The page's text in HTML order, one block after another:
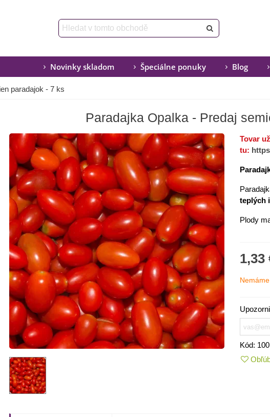
Novinky skladom Špeciálne ponuky Blog
paradajok - 7 ks
BIO Kaleráb Dyna - Brassica
oleracea var....
Paradajka Opalka - Predaj
Tovar
tu:
teplých
Plody
1,33
Kód: